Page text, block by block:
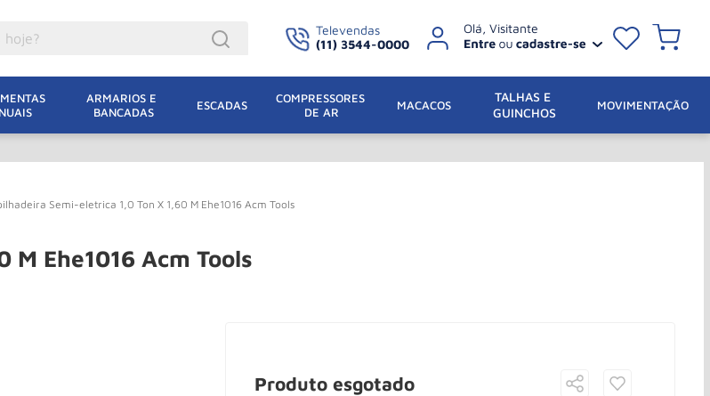
Televendas
(11) 3544-0000
ARMARIOS E
BANCADAS
ESCADAS
COMPRESSORES
DE AR
MACACOS
TALHAS E
GUINCHOS
MOVIMENTAÇÃO
Semi-eletrica 1,0 Ton X 1,60 M Ehe1016 Acm Tools
Ehe1016 Acm Tools
Produto esgotado